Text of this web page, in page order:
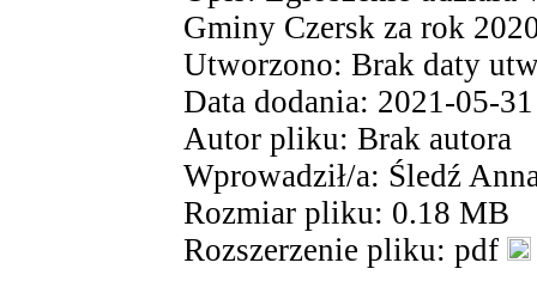
Gminy Czersk za rok
Utworzono: Brak daty
Data dodania: 2021-05-
Autor pliku: Brak autora
Wprowadził/a: Śledź
Rozmiar pliku: 0.18 MB
Rozszerzenie pliku: pdf